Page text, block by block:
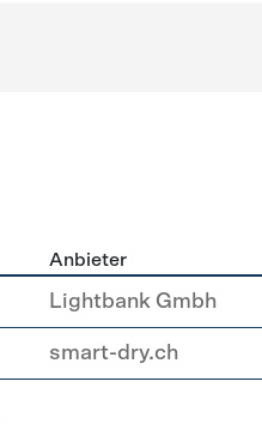
Anbieter
Lightbank Gmbh
smart-dry.ch